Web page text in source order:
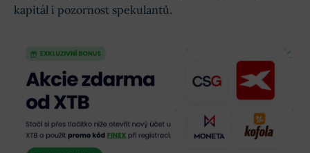
kapitál i pozornost spekulantů.